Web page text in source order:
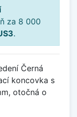
za 8 000
.
Černá
koncovka s
otočná o